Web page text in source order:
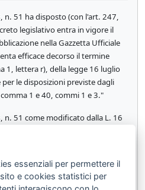
n. 51 ha disposto (con l'art. 247,
legislativo entra in vigore il
nella Gazzetta Ufficiale
efficace decorso il termine
1, lettera r), della legge 16 luglio
le disposizioni previste dagli
1 e 40, commi 1 e 3."
n. 51 come modificato dalla L. 16
in vigore il giorno successivo
dal 2 giugno 1999, fatta
dagli articoli 17, 33, comma
essenziali per permettere il
e cookies statistici per